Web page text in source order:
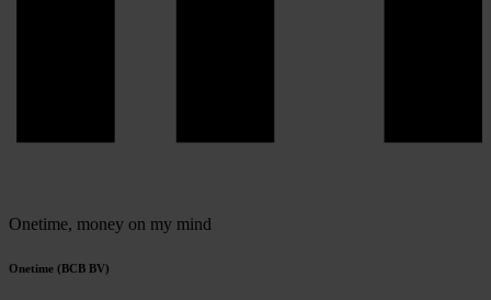
Onetime, money on my mind
Onetime (BCB BV)